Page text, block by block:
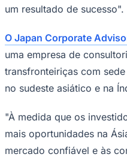
NFL
Fórmula 1
UFC
Tênis (ATP)
MLB
NHL
NBB
Competições de Futebol
um resultado de sucesso".
O Japan Corporate
uma empresa de
transfronteiriças com
no sudeste asiático e na
"À medida que os
mais oportunidades na
mercado confiável e às